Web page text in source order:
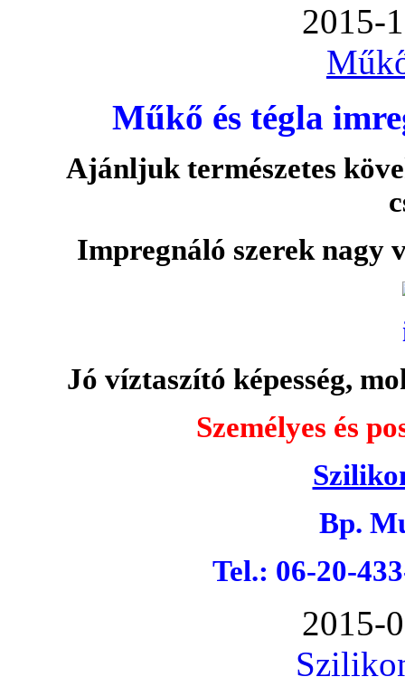
2015-
Műkő és tégla
Ajánljuk természetes
Impregnáló szerek
Jó víztaszító képesség,
Személyes és
Bp.
Tel.: 06-20-
2015-